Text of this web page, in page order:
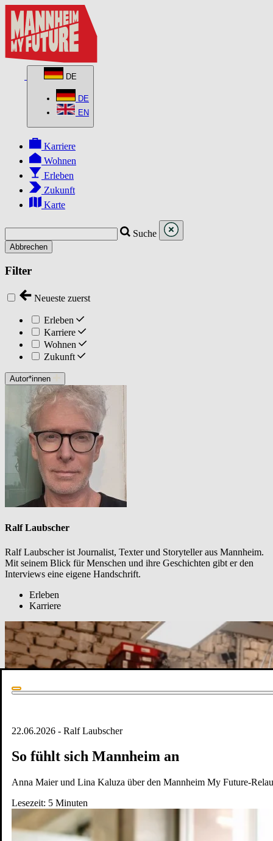
DE
DE
EN
Karriere
Wohnen
Erleben
Zukunft
Karte
Suche
Abbrechen
Filter
Neueste zuerst
Erleben
Karriere
Wohnen
Zukunft
Autor*innen
Ralf Laubscher
Ralf Laubscher ist Journalist, Texter und Storyteller aus Mannheim.
Mit seinem Blick für Menschen und ihre Geschichten gibt er den
Interviews eine eigene Handschrift.
Erleben
Karriere
22.06.2026 - Ralf Laubscher
So fühlt sich Mannheim an
Anna Maier und Lina Kaluza über den Mannheim My Future-
Lesezeit: 5 Minuten